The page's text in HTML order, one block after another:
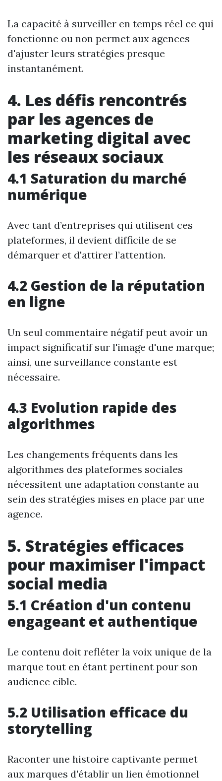
La capacité à surveiller en temps réel ce qui
fonctionne ou non permet aux agences
d'ajuster leurs stratégies presque
instantanément.
4. Les défis rencontrés
par les agences de
marketing digital avec
les réseaux sociaux
4.1 Saturation du marché
numérique
Avec tant d’entreprises qui utilisent ces
plateformes, il devient difficile de se
démarquer et d'attirer l’attention.
4.2 Gestion de la réputation
en ligne
Un seul commentaire négatif peut avoir un
impact significatif sur l'image d'une marque;
ainsi, une surveillance constante est
nécessaire.
4.3 Evolution rapide des
algorithmes
Les changements fréquents dans les
algorithmes des plateformes sociales
nécessitent une adaptation constante au
sein des stratégies mises en place par une
agence.
5. Stratégies efficaces
pour maximiser l'impact
social media
5.1 Création d'un contenu
engageant et authentique
Le contenu doit refléter la voix unique de la
marque tout en étant pertinent pour son
audience cible.
5.2 Utilisation efficace du
storytelling
Raconter une histoire captivante permet
aux marques d'établir un lien émotionnel